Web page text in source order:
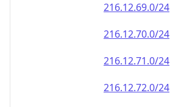
216.12.69.0/24
216.12.70.0/24
216.12.71.0/24
216.12.72.0/24